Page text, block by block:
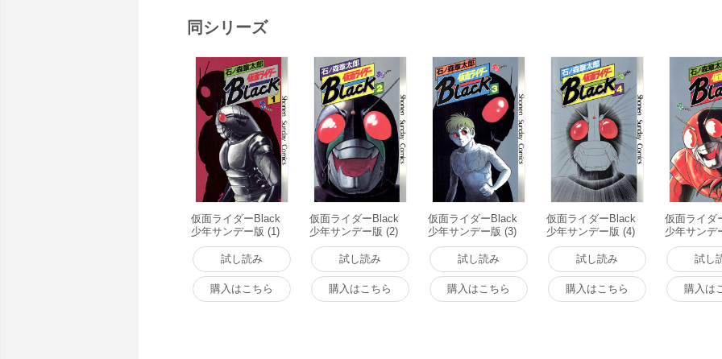
同シリーズ
仮面ライダーBlack
少年サンデー版 (1)
電子書籍版
試し読み
購入はこちら
仮面ライダーBlack
少年サンデー版 (2)
電子書籍版
試し読み
購入はこちら
仮面ライダーBlack
少年サンデー版 (3)
電子書籍版
試し読み
購入はこちら
仮面ライダーBlack
少年サンデー版 (4)
電子書籍版
試し読み
購入はこちら
仮面ライダ
少年サンデ
電子書籍版
試し
購入は